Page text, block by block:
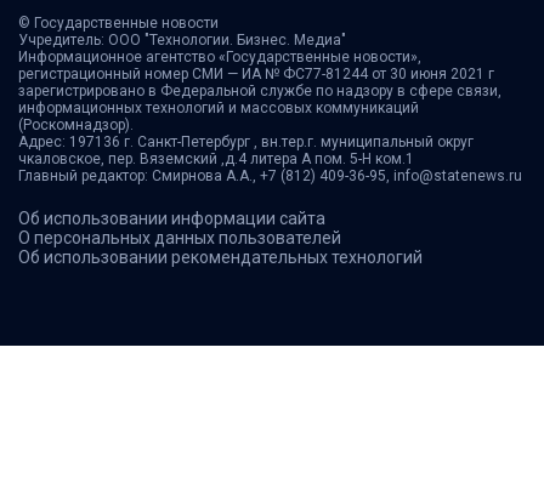
© Государственные новости
Учредитель: ООО "Технологии. Бизнес. Медиа"
Информационное агентство «Государственные новости»,
регистрационный номер СМИ — ИА № ФС77-81244 от 30 июня 2021 г
зарегистрировано в Федеральной службе по надзору в сфере связи,
информационных технологий и массовых коммуникаций
(Роскомнадзор).
Адрес: 197136 г. Санкт-Петербург , вн.тер.г. муниципальный округ
чкаловское, пер. Вяземский ,д.4 литера А пом. 5-Н ком.1
Главный редактор: Смирнова А.А., +7 (812) 409-36-95, info@statenews.ru
Об использовании информации сайта
О персональных данных пользователей
Об использовании рекомендательных технологий